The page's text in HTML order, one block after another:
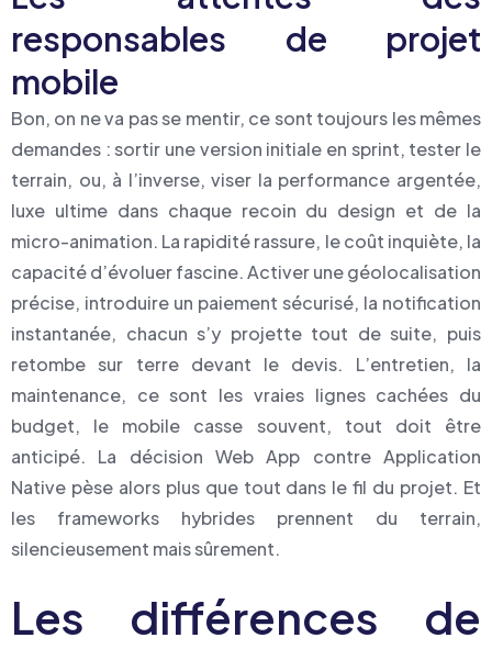
responsables de projet
mobile
Bon, on ne va pas se mentir, ce sont toujours les mêmes
demandes : sortir une version initiale en sprint, tester le
terrain, ou, à l’inverse, viser la performance argentée,
luxe ultime dans chaque recoin du design et de la
micro-animation. La rapidité rassure, le coût inquiète, la
capacité d’évoluer fascine. Activer une géolocalisation
précise, introduire un paiement sécurisé, la notification
instantanée, chacun s’y projette tout de suite, puis
retombe sur terre devant le devis. L’entretien, la
maintenance, ce sont les vraies lignes cachées du
budget, le mobile casse souvent, tout doit être
anticipé. La décision Web App contre Application
Native pèse alors plus que tout dans le fil du projet. Et
les frameworks hybrides prennent du terrain,
silencieusement mais sûrement.
Les différences de